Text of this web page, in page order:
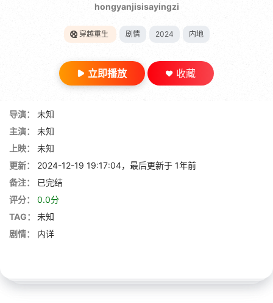
hongyanjisisayingzi
穿越重生 剧情 2024 内地
立即播放 收藏
导演：
未知
主演：
未知
上映：
未知
更新：
2024-12-19 19:17:04，最后更新于 1年前
备注：
已完结
评分：
0.0分
TAG：
未知
剧情：
内详